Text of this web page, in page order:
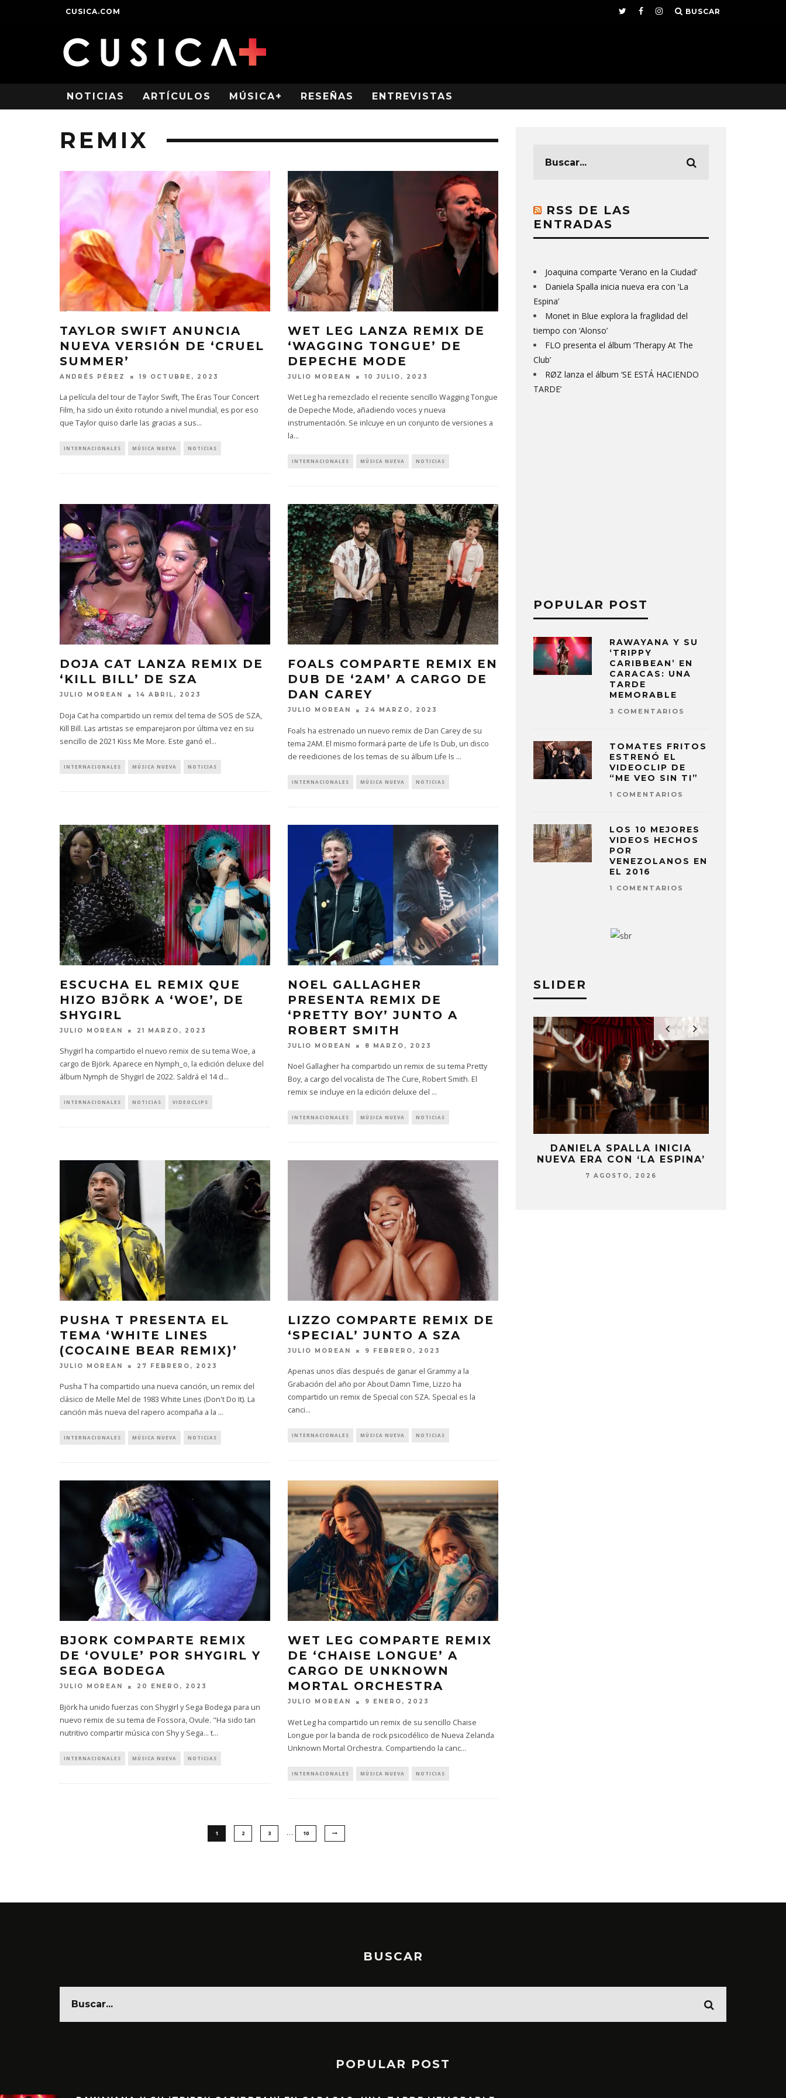
CUSICA.COM BUSCAR
NOTICIAS ARTÍCULOS MÚSICA+ RESEÑAS ENTREVISTAS
REMIX
TAYLOR SWIFT ANUNCIA
NUEVA VERSIÓN DE ‘CRUEL
SUMMER’
ANDRÉS PÉREZ 19 OCTUBRE, 2023
La película del tour de Taylor Swift, The Eras Tour Concert
Film, ha sido un éxito rotundo a nivel mundial, es por eso
que Taylor quiso darle las gracias a sus...
INTERNACIONALES MÚSICA NUEVA NOTICIAS
WET LEG LANZA REMIX DE
‘WAGGING TONGUE’ DE
DEPECHE MODE
JULIO MOREAN 10 JULIO, 2023
Wet Leg ha remezclado el reciente sencillo Wagging Tongue
de Depeche Mode, añadiendo voces y nueva
instrumentación. Se inlcuye en un conjunto de versiones a
la...
INTERNACIONALES MÚSICA NUEVA NOTICIAS
DOJA CAT LANZA REMIX DE
‘KILL BILL’ DE SZA
JULIO MOREAN 14 ABRIL, 2023
Doja Cat ha compartido un remix del tema de SOS de SZA,
Kill Bill. Las artistas se emparejaron por última vez en su
sencillo de 2021 Kiss Me More. Este ganó el...
INTERNACIONALES MÚSICA NUEVA NOTICIAS
FOALS COMPARTE REMIX EN
DUB DE ‘2AM’ A CARGO DE
DAN CAREY
JULIO MOREAN 24 MARZO, 2023
Foals ha estrenado un nuevo remix de Dan Carey de su
tema 2AM. El mismo formará parte de Life Is Dub, un disco
de reediciones de los temas de su álbum Life Is ...
INTERNACIONALES MÚSICA NUEVA NOTICIAS
ESCUCHA EL REMIX QUE
HIZO BJÖRK A ‘WOE’, DE
SHYGIRL
JULIO MOREAN 21 MARZO, 2023
Shygirl ha compartido el nuevo remix de su tema Woe, a
cargo de Björk. Aparece en Nymph_o, la edición deluxe del
álbum Nymph de Shygirl de 2022. Saldrá el 14 d...
INTERNACIONALES NOTICIAS VIDEOCLIPS
NOEL GALLAGHER
PRESENTA REMIX DE
‘PRETTY BOY’ JUNTO A
ROBERT SMITH
JULIO MOREAN 8 MARZO, 2023
Noel Gallagher ha compartido un remix de su tema Pretty
Boy, a cargo del vocalista de The Cure, Robert Smith. El
remix se incluye en la edición deluxe del ...
INTERNACIONALES MÚSICA NUEVA NOTICIAS
PUSHA T PRESENTA EL
TEMA ‘WHITE LINES
(COCAINE BEAR REMIX)’
JULIO MOREAN 27 FEBRERO, 2023
Pusha T ha compartido una nueva canción, un remix del
clásico de Melle Mel de 1983 White Lines (Don't Do It). La
canción más nueva del rapero acompaña a la ...
INTERNACIONALES MÚSICA NUEVA NOTICIAS
LIZZO COMPARTE REMIX DE
‘SPECIAL’ JUNTO A SZA
JULIO MOREAN 9 FEBRERO, 2023
Apenas unos días después de ganar el Grammy a la
Grabación del año por About Damn Time, Lizzo ha
compartido un remix de Special con SZA. Special es la
canci...
INTERNACIONALES MÚSICA NUEVA NOTICIAS
BJORK COMPARTE REMIX
DE ‘OVULE’ POR SHYGIRL Y
SEGA BODEGA
JULIO MOREAN 20 ENERO, 2023
Björk ha unido fuerzas con Shygirl y Sega Bodega para un
nuevo remix de su tema de Fossora, Ovule. "Ha sido tan
nutritivo compartir música con Shy y Sega… t...
INTERNACIONALES MÚSICA NUEVA NOTICIAS
WET LEG COMPARTE REMIX
DE ‘CHAISE LONGUE’ A
CARGO DE UNKNOWN
MORTAL ORCHESTRA
JULIO MOREAN 9 ENERO, 2023
Wet Leg ha compartido un remix de su sencillo Chaise
Longue por la banda de rock psicodélico de Nueva Zelanda
Unknown Mortal Orchestra. Compartiendo la canc...
INTERNACIONALES MÚSICA NUEVA NOTICIAS
1 2 3 … 10
RSS DE LAS
ENTRADAS
Joaquina comparte ‘Verano en la Ciudad’
Daniela Spalla inicia nueva era con ‘La
Espina’
Monet in Blue explora la fragilidad del
tiempo con ‘Alonso’
FLO presenta el álbum ‘Therapy At The
Club’
RØZ lanza el álbum ‘SE ESTÁ HACIENDO
TARDE’
POPULAR POST
RAWAYANA Y SU
‘TRIPPY
CARIBBEAN’ EN
CARACAS: UNA
TARDE
MEMORABLE
3 COMENTARIOS
TOMATES FRITOS
ESTRENÓ EL
VIDEOCLIP DE
“ME VEO SIN TI”
1 COMENTARIOS
LOS 10 MEJORES
VIDEOS HECHOS
POR
VENEZOLANOS EN
EL 2016
1 COMENTARIOS
SLIDER
EL SENCILLO ‘APARICIONES’
7 AGOSTO, 2026
‘VERANO EN LA CIUDAD’
7 AGOSTO, 2026
DANIELA SPALLA INICIA
NUEVA ERA CON ‘LA ESPINA’
7 AGOSTO, 2026
BUSCAR
POPULAR POST